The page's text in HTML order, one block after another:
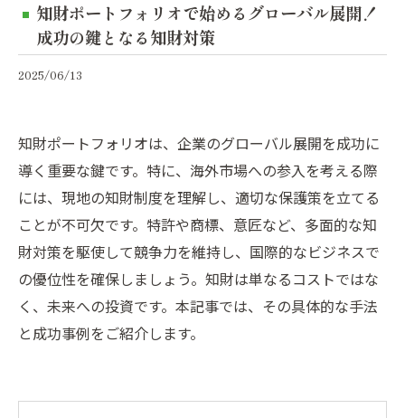
知財ポートフォリオで始めるグローバル展開！
成功の鍵となる知財対策
2025/06/13
知財ポートフォリオは、企業のグローバル展開を成功に
導く重要な鍵です。特に、海外市場への参入を考える際
には、現地の知財制度を理解し、適切な保護策を立てる
ことが不可欠です。特許や商標、意匠など、多面的な知
財対策を駆使して競争力を維持し、国際的なビジネスで
の優位性を確保しましょう。知財は単なるコストではな
く、未来への投資です。本記事では、その具体的な手法
と成功事例をご紹介します。